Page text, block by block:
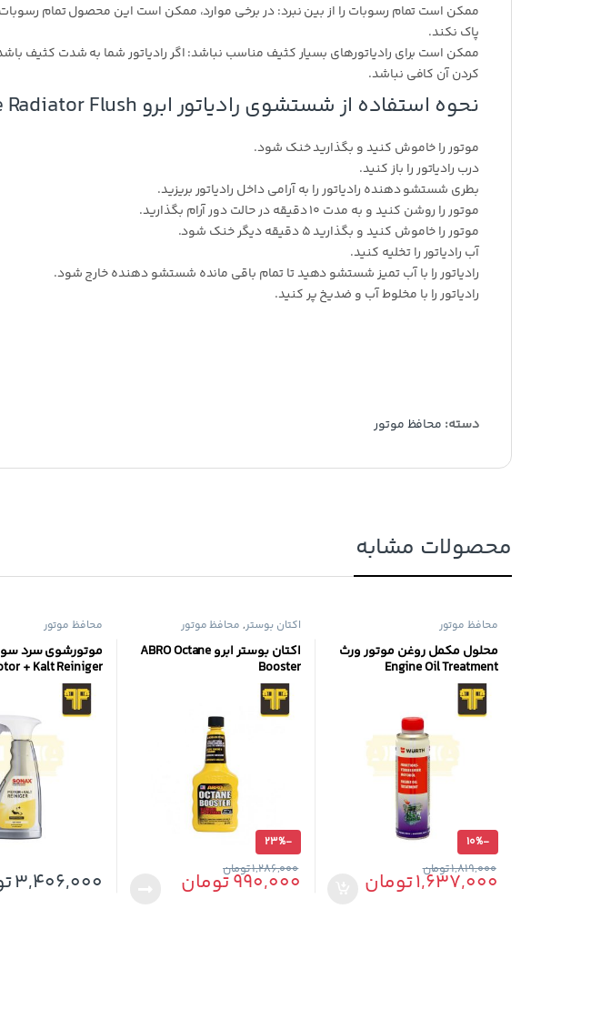
ممکن است تمام رسوبات را از بین نبرد: در برخی موارد، ممکن است این محصول تمام رسوبات
پاک نکند.
ممکن است برای رادیاتورهای بسیار کثیف مناسب نباشد: اگر رادیاتور شما به شدت کثیف
کردن آن کافی نباشد.
نحوه استفاده از شستشوی رادیاتور ابرو ABRO 10 Minute Radiator Flush:
موتور را خاموش کنید و بگذارید خنک شود.
درب رادیاتور را باز کنید.
بطری شستشو دهنده رادیاتور را به آرامی داخل رادیاتور بریزید.
موتور را روشن کنید و به مدت 10 دقیقه در حالت دور آرام بگذارید.
موتور را خاموش کنید و بگذارید 5 دقیقه دیگر خنک شود.
آب رادیاتور را تخلیه کنید.
رادیاتور را با آب تمیز شستشو دهید تا تمام باقی مانده شستشو دهنده خارج شود.
رادیاتور را با مخلوط آب و ضدیخ پر کنید.
دسته: محافظ موتور
محصولات مشابه
محافظ موتور
محلول مکمل روغن موتور ورث
Engine Oil Treatment
-
10%
1,637,000تومان 1,819,000تومان
اکتان بوستر, محافظ موتور
اکتان بوستر ابرو ABRO Octane
Booster
-
23%
990,000تومان 1,286,000تومان
محافظ موتور
موتورشوی سرد
+ Kalt Reiniger
3,406,000